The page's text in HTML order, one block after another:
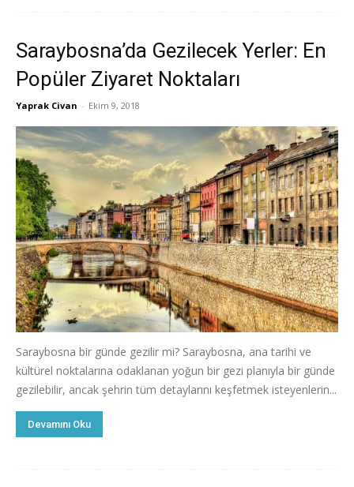
Saraybosna’da Gezilecek Yerler: En
Popüler Ziyaret Noktaları
Yaprak Civan - Ekim 9, 2018
Saraybosna bir günde gezilir mi? Saraybosna, ana tarihi ve
kültürel noktalarına odaklanan yoğun bir gezi planıyla bir günde
gezilebilir, ancak şehrin tüm detaylarını keşfetmek isteyenlerin...
Devamını Oku